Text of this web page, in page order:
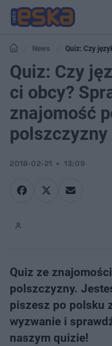
News
Quiz: Czy
znajomość poprawnej
Quiz: Czy
ci obcy?
znajomość
polszczyzny
2018-02-21 13:09
Quiz ze
polszczyzny.
piszesz po polsku
wyzwanie i
naszym quizie!